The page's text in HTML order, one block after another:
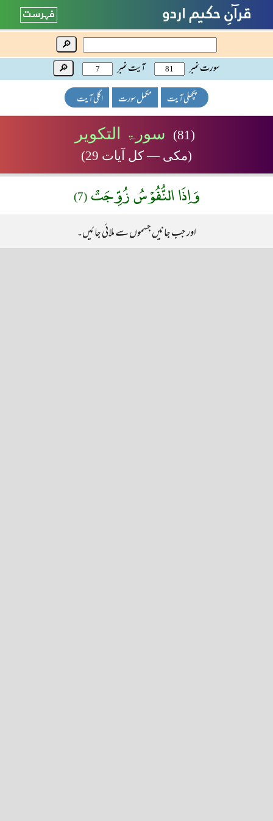
🔎
سورت نمبر آیت نمبر 🔎
پچھلی آیت مکمل سورت اگلی آیت
(81) سورۃ التکویر
(مکی — کل آیات 29)
وَاِذَا النُّفُوْسُ زُوِّجَتْ (7)
اور جب جانیں جسموں سے ملائی جائیں۔